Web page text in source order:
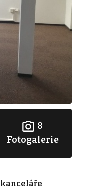
8
Fotogalerie
kanceláře